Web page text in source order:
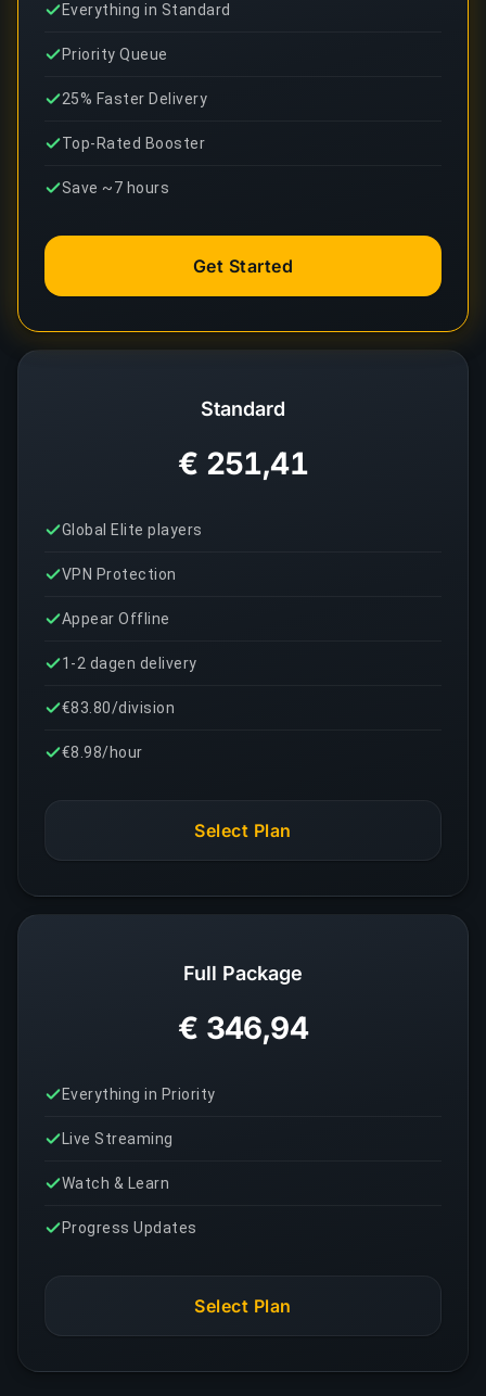
Standard
€ 251,41
Global Elite players
VPN Protection
Appear Offline
1-2 dagen delivery
€83.80/division
€8.98/hour
Select Plan
Everything in Standard
Priority Queue
25% Faster Delivery
Top-Rated Booster
Save ~7 hours
Get Started
Full Package
€ 346,94
Everything in Priority
Live Streaming
Watch & Learn
Progress Updates
Select Plan